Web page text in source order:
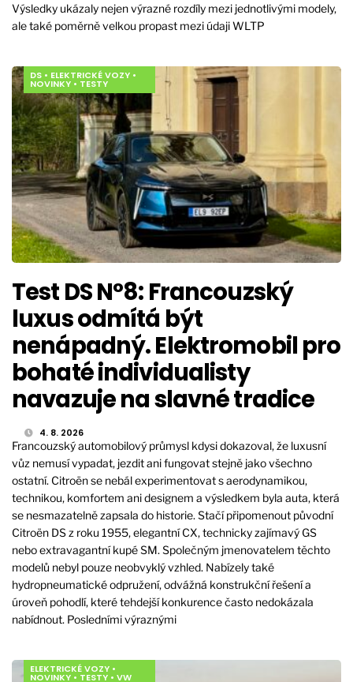
Výsledky ukázaly nejen výrazné rozdíly mezi jednotlivými modely,
ale také poměrně velkou propast mezi údaji WLTP
DS • ELEKTRICKÉ VOZY •
NOVINKY • TESTY
Test DS N°8: Francouzský
luxus odmítá být
nenápadný. Elektromobil pro
bohaté individualisty
navazuje na slavné tradice
4. 8. 2026
Francouzský automobilový průmysl kdysi dokazoval, že luxusní
vůz nemusí vypadat, jezdit ani fungovat stejně jako všechno
ostatní. Citroën se nebál experimentovat s aerodynamikou,
technikou, komfortem ani designem a výsledkem byla auta, která
se nesmazatelně zapsala do historie. Stačí připomenout původní
Citroën DS z roku 1955, elegantní CX, technicky zajímavý GS
nebo extravagantní kupé SM. Společným jmenovatelem těchto
modelů nebyl pouze neobvyklý vzhled. Nabízely také
hydropneumatické odpružení, odvážná konstrukční řešení a
úroveň pohodlí, které tehdejší konkurence často nedokázala
nabídnout. Posledními výraznými
ELEKTRICKÉ VOZY •
NOVINKY • TESTY • VW